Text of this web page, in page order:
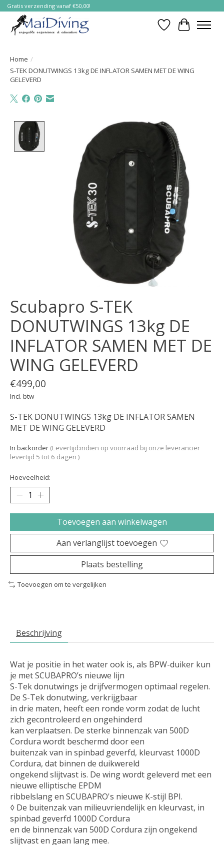
Gratis verzending vanaf €50,00!
Verlanglijst
Home /
S-TEK DONUTWINGS 13kg DE INFLATOR SAMEN MET DE WING
GELEVERD
Product image slideshow Items
Scubapro S-TEK
DONUTWINGS 13kg DE
INFLATOR SAMEN MET DE
WING GELEVERD
€499,00
Incl. btw
S-TEK DONUTWINGS 13kg DE INFLATOR SAMEN
MET DE WING GELEVERD
In backorder (Levertijd:indien op voorraad bij onze leverancier
levertijd 5 tot 6 dagen )
Hoeveelheid:
Toevoegen aan winkelwagen
Aan verlanglijst toevoegen
Plaats bestelling
Toevoegen om te vergelijken
Beschrijving
Wat je positie in het water ook is, als BPW-duiker kun
je met SCUBAPRO’s nieuwe lijn
S-Tek donutwings je drijfvermogen optimaal regelen.
De S-Tek donutwing, verkrijgbaar
in drie maten, heeft een ronde vorm zodat de lucht
zich gecontroleerd en ongehinderd
kan verplaatsen. De sterke binnenzak van 500D
Cordura wordt beschermd door een
buitenzak van in spinbad geverfd, kleurvast 1000D
Cordura, dat binnen de duikwereld
ongekend slijtvast is. De wing wordt geleverd met een
nieuwe elliptische EPDM
ribbelslang en SCUBAPRO's nieuwe K-stijl BPI.
◊ De buitenzak van milieuvriendelijk en kleurvast, in
spinbad geverfd 1000D Cordura
en de binnenzak van 500D Cordura zijn ongekend
slijtvast en gaan lang mee.